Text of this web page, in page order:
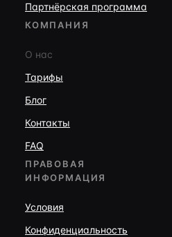
Партнёрская программа
КОМПАНИЯ
О нас
Тарифы
Блог
Контакты
FAQ
ПРАВОВАЯ
ИНФОРМАЦИЯ
Условия
Конфиденциальность